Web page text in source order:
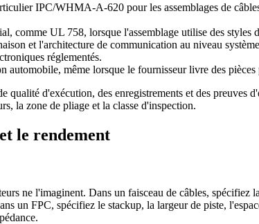
IPC/WHMA-A-620 pour les assemblages de
comme UL 758, lorsque l'assemblage utilise des styles
et l'architecture de communication au niveau
réglementés.
automobile, même lorsque le fournisseur livre des
qualité d'exécution, des enregistrements et des
la zone de pliage et la classe d'inspection.
le rendement
ne l'imaginent. Dans un faisceau de câbles, spécifiez
un FPC, spécifiez le stackup, la largeur de piste,